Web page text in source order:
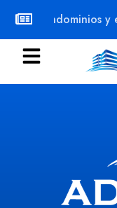
Los Condominios y